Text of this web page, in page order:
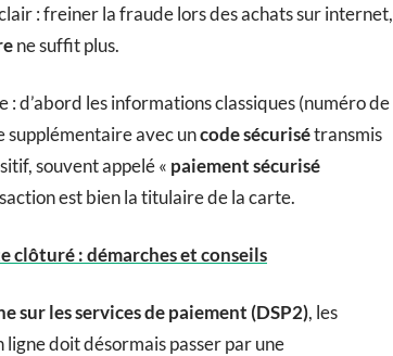
: freiner la fraude lors des achats sur internet,
ne suffit plus.
: d’abord les informations classiques (numéro de
supplémentaire avec uncode sécurisétransmis
souvent appelé « paiement sécurisé
est bien la titulaire de la carte.
clôturé : démarches et conseils
sur les services de paiement (DSP2), les
ligne doit désormais passer par une